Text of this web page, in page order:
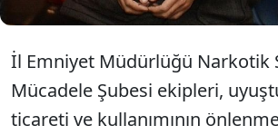
İl Emniyet Müdürlüğü Narkotik
Mücadele Şubesi ekipleri,
ticareti ve kullanımının